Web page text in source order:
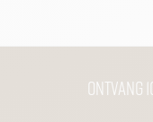
Ontvang